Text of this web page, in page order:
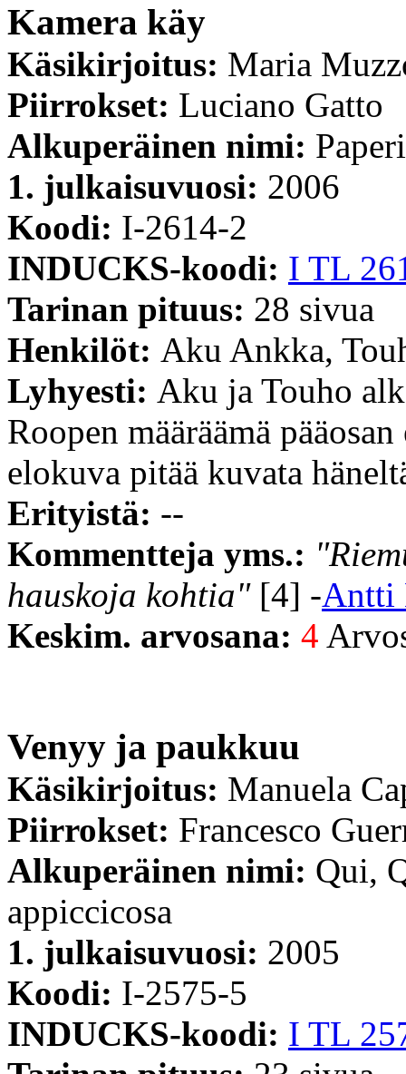
Kamera käy
Käsikirjoitus: Maria
Piirrokset: Luciano Gatto
Alkuperäinen nimi:
1. julkaisuvuosi: 2006
Koodi: I-2614-2
INDUCKS-koodi: I TL
Tarinan pituus: 28 sivua
Henkilöt: Aku Ankka,
Lyhyesti: Aku ja Touho
Roopen määräämä
elokuva pitää kuvata
Erityistä: --
Kommentteja yms.:
hauskoja kohtia"[4] -Antti
Keskim. arvosana: 4
Venyy ja paukkuu
Käsikirjoitus: Manuela
Piirrokset: Francesco
Alkuperäinen nimi: Qui,
appiccicosa
1. julkaisuvuosi: 2005
Koodi: I-2575-5
INDUCKS-koodi: I TL